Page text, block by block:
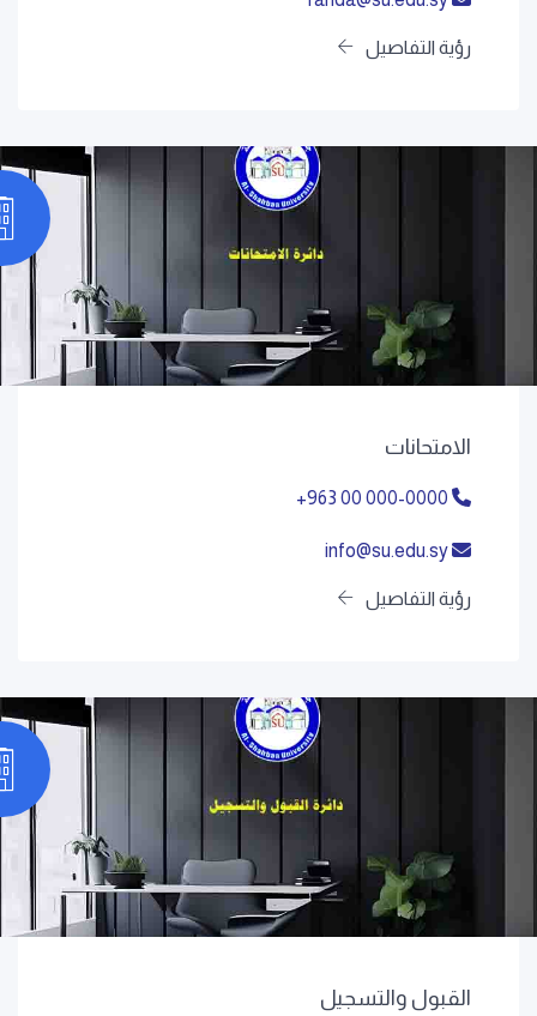
رؤية التفاصيل
الامتحانات
+963 00 000-0000
رؤية التفاصيل
القبول والتسجيل